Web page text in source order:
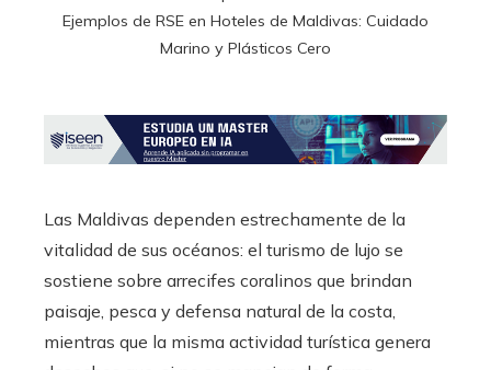
Ejemplos de RSE en Hoteles de Maldivas: Cuidado
Marino y Plásticos Cero
Las Maldivas dependen estrechamente de la
vitalidad de sus océanos: el turismo de lujo se
sostiene sobre arrecifes coralinos que brindan
paisaje, pesca y defensa natural de la costa,
mientras que la misma actividad turística genera